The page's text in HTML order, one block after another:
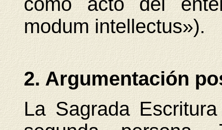
modum intellectus»).
2. Argumentación
La Sagrada